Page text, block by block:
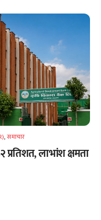
,समाचार
लाभांश क्षमता